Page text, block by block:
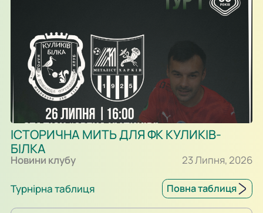
ІСТОРИЧНА МИТЬ ДЛЯ ФК КУЛИКІВ-
БІЛКА
Новини клубу 23 Липня, 2026
Турнірна таблиця Повна таблиця